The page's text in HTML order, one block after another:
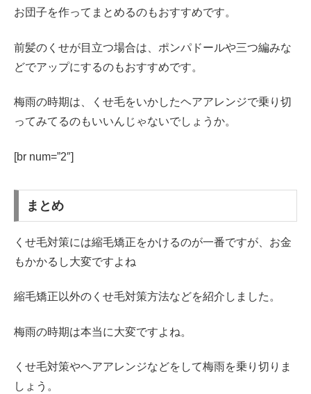
お団子を作ってまとめるのもおすすめです。
前髪のくせが目立つ場合は、ポンパドールや三つ編みな
どでアップにするのもおすすめです。
梅雨の時期は、くせ毛をいかしたヘアアレンジで乗り切
ってみてるのもいいんじゃないでしょうか。
[br num=”2″]
まとめ
くせ毛対策には縮毛矯正をかけるのが一番ですが、お金
もかかるし大変ですよね
縮毛矯正以外のくせ毛対策方法などを紹介しました。
梅雨の時期は本当に大変ですよね。
くせ毛対策やヘアアレンジなどをして梅雨を乗り切りま
しょう。